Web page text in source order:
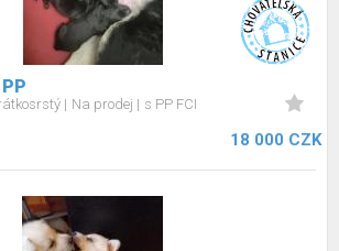
Na prodej s PP FCI
18 000 CZK